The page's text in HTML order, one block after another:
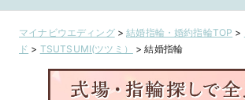
マイナビウエディング>結婚指輪・婚約指輪TOP >
ド > TSUTSUMI(ツツミ） >結婚指輪